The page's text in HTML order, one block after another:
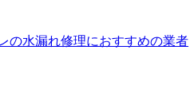
の水漏れ修理におすすめの業者